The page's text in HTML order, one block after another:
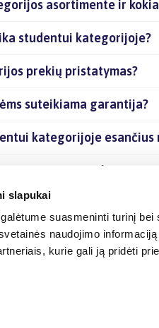
slapukai
suasmeninti turinį
naudojimo
kurie gali ją pridėti
asortimente ir
studentui kategorijoje?
prekių pristatymas?
suteikiama garantija?
kategorijoje esančius
esančias prekes